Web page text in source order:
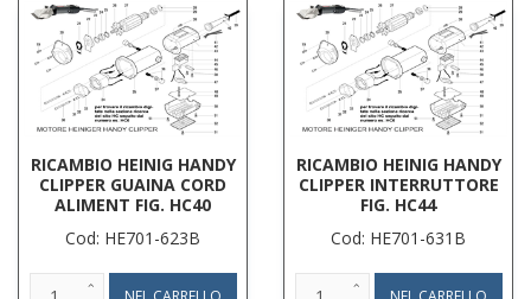
RICAMBIO HEINIG HANDY
CLIPPER GUAINA CORD
ALIMENT FIG. HC40
Cod: HE701-623B
RICAMBIO HEINIG HANDY
CLIPPER INTERRUTTORE
FIG. HC44
Cod: HE701-631B